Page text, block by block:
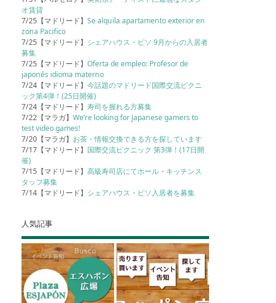
オ賃貸
7/25【マドリード】Se alquila apartamento exterior en
zona Pacifico
7/25【マドリード】 シェアハウス・ピソ 9月からの入居者
募集
7/25【マドリード】Oferta de empleo: Profesor de
japonés idioma materno
7/24【マドリード】今話題のマドリード国際交流ピクニ
ック第4弾！(25日開催)
7/24【マドリード】寿司を握れる方募集
7/22【マラガ】We’re looking for Japanese gamers to
test video games!
7/20【マラガ】 お茶・情報交換できる方を探しています
7/17【マドリード】 国際交流ピクニック 第3弾！(17日開
催)
7/15【マドリード】高級寿司店にてホール・キッチンス
タッフ募集
7/14【マドリード】 シェアハウス・ピソ入居者を募集
人気記事